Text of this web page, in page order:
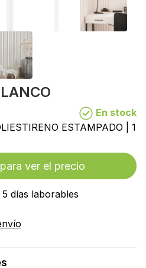
En stock
ESTAMPADO | 1
ver el precio
días laborables